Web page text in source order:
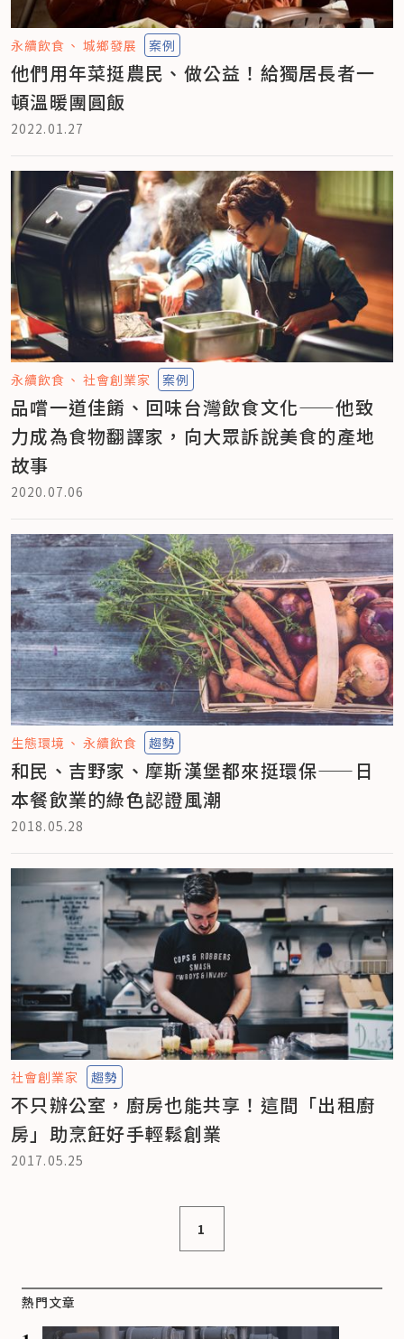
永續飲食 城鄉發展 案例
他們用年菜挺農民、做公益！給獨居長者一
頓溫暖團圓飯
2022.01.27
永續飲食 社會創業家 案例
品嚐一道佳餚、回味台灣飲食文化——他致
力成為食物翻譯家，向大眾訴說美食的產地
故事
2020.07.06
生態環境 永續飲食 趨勢
和民、吉野家、摩斯漢堡都來挺環保——日
本餐飲業的綠色認證風潮
2018.05.28
社會創業家 趨勢
不只辦公室，廚房也能共享！這間「出租廚
房」助烹飪好手輕鬆創業
2017.05.25
1
熱門文章